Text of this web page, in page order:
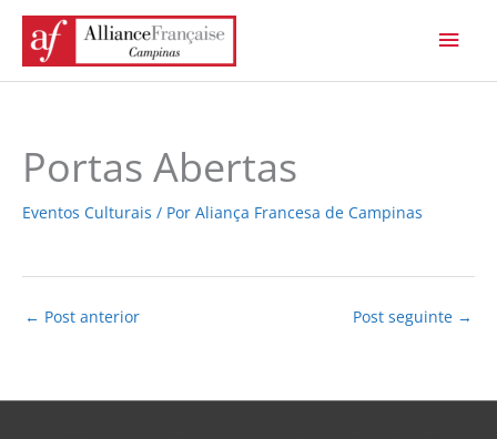
para
Portas Abertas
Eventos Culturais / Por Aliança Francesa de Campinas
← Post anterior Post seguinte →